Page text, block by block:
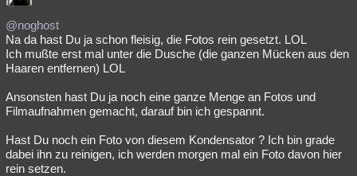
@noghost
Na da hast Du ja schon fleisig, die Fotos rein gesetzt. LOL
Ich mußte erst mal unter die Dusche (die ganzen Mücken aus den
Haaren entfernen) LOL
Ansonsten hast Du ja noch eine ganze Menge an Fotos und
Filmaufnahmen gemacht, darauf bin ich gespannt.
Hast Du noch ein Foto von diesem Kondensator ? Ich bin grade
dabei ihn zu reinigen, ich werden morgen mal ein Foto davon hier
rein setzen.